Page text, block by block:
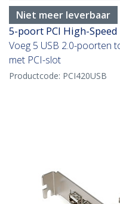
Niet meer leverbaar
5-poort PCI High-Speed
Voeg 5 USB 2.0-poorten
met PCI-slot
Productcode: PCI420USB